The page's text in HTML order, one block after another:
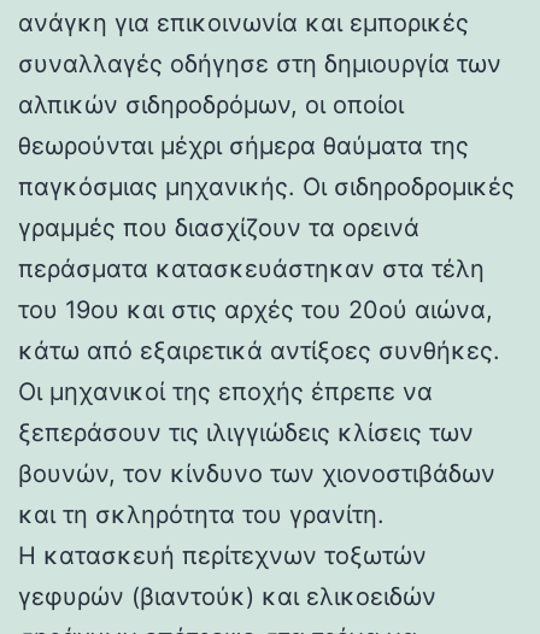
ανάγκη για επικοινωνία και εμπορικές
συναλλαγές οδήγησε στη δημιουργία των
αλπικών σιδηροδρόμων, οι οποίοι
θεωρούνται μέχρι σήμερα θαύματα της
παγκόσμιας μηχανικής. Οι σιδηροδρομικές
γραμμές που διασχίζουν τα ορεινά
περάσματα κατασκευάστηκαν στα τέλη
του 19ου και στις αρχές του 20ού αιώνα,
κάτω από εξαιρετικά αντίξοες συνθήκες.
Οι μηχανικοί της εποχής έπρεπε να
ξεπεράσουν τις ιλιγγιώδεις κλίσεις των
βουνών, τον κίνδυνο των χιονοστιβάδων
και τη σκληρότητα του γρανίτη.
Η κατασκευή περίτεχνων τοξωτών
γεφυρών (βιαντούκ) και ελικοειδών